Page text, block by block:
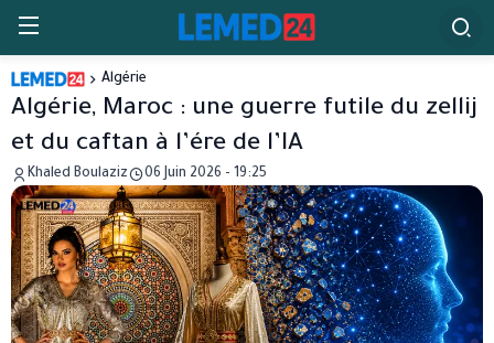
Algérie
Algérie, Maroc : une guerre futile du zellij
et du caftan à l’ére de l’IA
Khaled Boulaziz 06 Juin 2026 - 19:25